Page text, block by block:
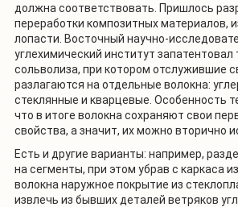
должна соответствовать. Пришлось
переработки композитных материалов,
лопасти. Восточный научно-
углехимический институт запатентовал
сольволиза, при котором отслужившие
разлагаются на отдельные волокна:
стеклянные и кварцевые. Особенность
что в итоге волокна сохраняют свои
свойства, а значит, их можно вторично
Есть и другие варианты: например,
на сегменты, при этом убрав с каркаса
волокна наружное покрытие из
извлечь из бывших деталей ветряков